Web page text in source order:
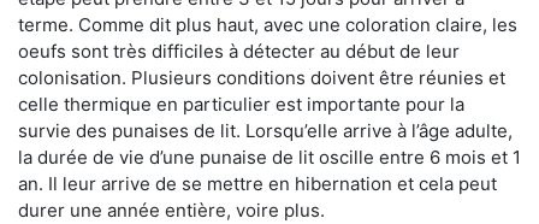
terme. Comme dit plus haut, avec une coloration claire, les
oeufs sont très difficiles à détecter au début de leur
colonisation. Plusieurs conditions doivent être réunies et
celle thermique en particulier est importante pour la
survie des punaises de lit. Lorsqu’elle arrive à l’âge adulte,
la durée de vie d’une punaise de lit oscille entre 6 mois et 1
an. Il leur arrive de se mettre en hibernation et cela peut
durer une année entière, voire plus.